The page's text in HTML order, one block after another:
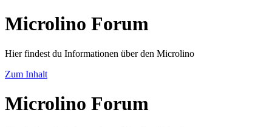
Microlino Forum
Hier findest du Informationen über den Microlino
Zum Inhalt
Microlino Forum